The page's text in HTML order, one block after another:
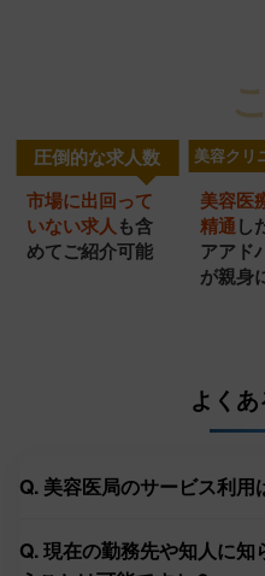
美容クリニック
特化型
圧
求
圧倒的な求人数
市場に出回って
いない求人も含
めてご紹介可能
美容クリ
美容医
精通し
アアド
が親身
よく
Q. 美容医局のサービス利用
Q. 現在の勤務先や知人に